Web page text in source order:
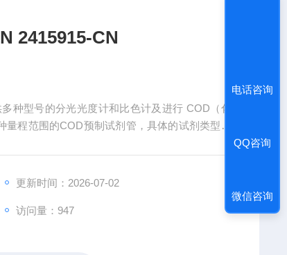
哈希COD预制试剂2415925-CN 2415915-CN
程范围的COD预制试剂管，具体的试剂类型及
更新时间：2026-07-02
访问量：947
电话咨询
QQ咨询
微信咨询